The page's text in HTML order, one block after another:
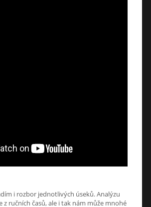
i rozbor jednotlivých úseků. Analýzu
z ručních časů, ale i tak nám může mnohé